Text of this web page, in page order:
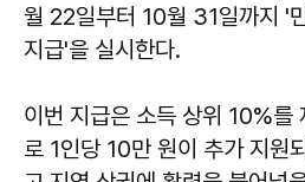
월 22일부터 10월 31일까지 '
지급'을 실시한다.
이번 지급은 소득 상위 10%를
로 1인당 10만 원이 추가 지원